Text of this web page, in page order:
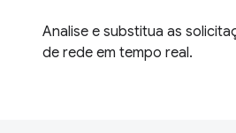
Analise e substitua as
de rede em tempo real.